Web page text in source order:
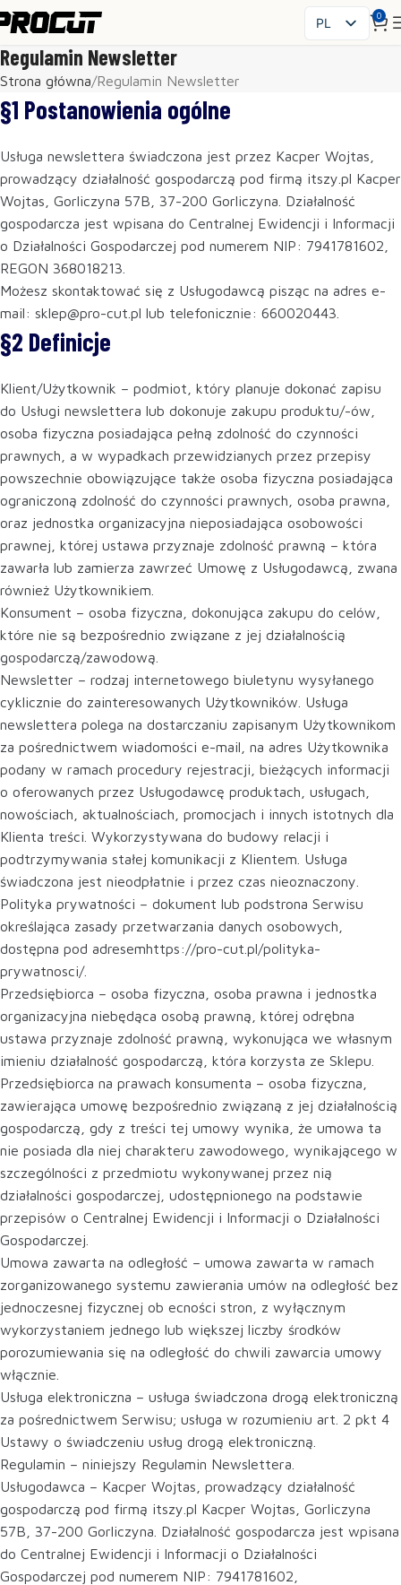
PL
FR
IT
UK
RO
0
Regulamin Newsletter
Strona główna Regulamin Newsletter
§1 Postanowienia ogólne
Usługa newslettera świadczona jest przez Kacper Wojtas,
prowadzący działalność gospodarczą pod firmą itszy.pl Kacper
Wojtas, Gorliczyna 57B, 37-200 Gorliczyna. Działalność
gospodarcza jest wpisana do Centralnej Ewidencji i Informacji
o Działalności Gospodarczej pod numerem NIP: 7941781602,
REGON 368018213.
Możesz skontaktować się z Usługodawcą pisząc na adres e-
mail: sklep@pro-cut.pl lub telefonicznie: 660020443.
§2 Definicje
Klient/Użytkownik – podmiot, który planuje dokonać zapisu
do Usługi newslettera lub dokonuje zakupu produktu/-ów,
osoba fizyczna posiadająca pełną zdolność do czynności
prawnych, a w wypadkach przewidzianych przez przepisy
powszechnie obowiązujące także osoba fizyczna posiadająca
ograniczoną zdolność do czynności prawnych, osoba prawna,
oraz jednostka organizacyjna nieposiadająca osobowości
prawnej, której ustawa przyznaje zdolność prawną – która
zawarła lub zamierza zawrzeć Umowę z Usługodawcą, zwana
również Użytkownikiem.
Konsument – osoba fizyczna, dokonująca zakupu do celów,
które nie są bezpośrednio związane z jej działalnością
gospodarczą/zawodową.
Newsletter – rodzaj internetowego biuletynu wysyłanego
cyklicznie do zainteresowanych Użytkowników. Usługa
newslettera polega na dostarczaniu zapisanym Użytkownikom
za pośrednictwem wiadomości e-mail, na adres Użytkownika
podany w ramach procedury rejestracji, bieżących informacji
o oferowanych przez Usługodawcę produktach, usługach,
nowościach, aktualnościach, promocjach i innych istotnych dla
Klienta treści. Wykorzystywana do budowy relacji i
podtrzymywania stałej komunikacji z Klientem. Usługa
świadczona jest nieodpłatnie i przez czas nieoznaczony.
Polityka prywatności – dokument lub podstrona Serwisu
określająca zasady przetwarzania danych osobowych,
dostępna pod adresemhttps://pro-cut.pl/polityka-
prywatnosci/.
Przedsiębiorca – osoba fizyczna, osoba prawna i jednostka
organizacyjna niebędąca osobą prawną, której odrębna
ustawa przyznaje zdolność prawną, wykonująca we własnym
imieniu działalność gospodarczą, która korzysta ze Sklepu.
Przedsiębiorca na prawach konsumenta – osoba fizyczna,
zawierająca umowę bezpośrednio związaną z jej działalnością
gospodarczą, gdy z treści tej umowy wynika, że umowa ta
nie posiada dla niej charakteru zawodowego, wynikającego w
szczególności z przedmiotu wykonywanej przez nią
działalności gospodarczej, udostępnionego na podstawie
przepisów o Centralnej Ewidencji i Informacji o Działalności
Gospodarczej.
Umowa zawarta na odległość – umowa zawarta w ramach
zorganizowanego systemu zawierania umów na odległość bez
jednoczesnej fizycznej ob ecności stron, z wyłącznym
wykorzystaniem jednego lub większej liczby środków
porozumiewania się na odległość do chwili zawarcia umowy
włącznie.
Usługa elektroniczna – usługa świadczona drogą elektroniczną
za pośrednictwem Serwisu; usługa w rozumieniu art. 2 pkt 4
Ustawy o świadczeniu usług drogą elektroniczną.
Regulamin – niniejszy Regulamin Newslettera.
Usługodawca – Kacper Wojtas, prowadzący działalność
gospodarczą pod firmą itszy.pl Kacper Wojtas, Gorliczyna
57B, 37-200 Gorliczyna. Działalność gospodarcza jest wpisana
do Centralnej Ewidencji i Informacji o Działalności
Gospodarczej pod numerem NIP: 7941781602,